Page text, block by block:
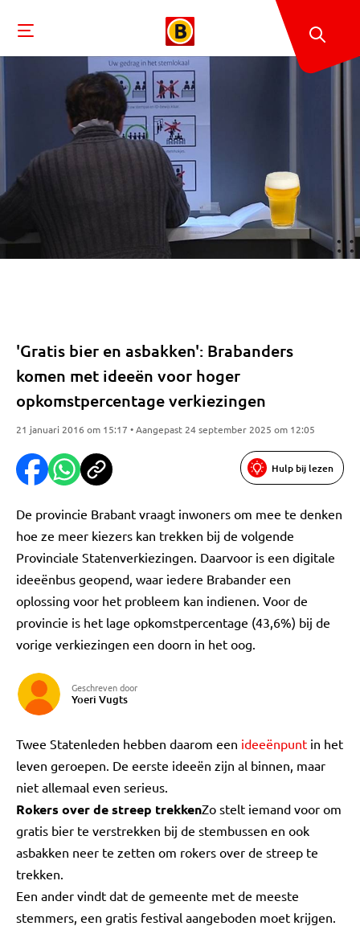
'Gratis bier en asbakken': Brabanders
komen met ideeën voor hoger
opkomstpercentage verkiezingen
21 januari 2016 om 15:17 • Aangepast 24 september 2025 om 12:05
Hulp bij lezen
De provincie Brabant vraagt inwoners om mee te denken
hoe ze meer kiezers kan trekken bij de volgende
Provinciale Statenverkiezingen. Daarvoor is een digitale
ideeënbus geopend, waar iedere Brabander een
oplossing voor het probleem kan indienen. Voor de
provincie is het lage opkomstpercentage (43,6%) bij de
vorige verkiezingen een doorn in het oog.
Geschreven door
Yoeri Vugts
Twee Statenleden hebben daarom een ideeënpunt in het
leven geroepen. De eerste ideeën zijn al binnen, maar
niet allemaal even serieus.
Rokers over de streep trekkenZo stelt iemand voor om
gratis bier te verstrekken bij de stembussen en ook
asbakken neer te zetten om rokers over de streep te
trekken.
Een ander vindt dat de gemeente met de meeste
stemmers, een gratis festival aangeboden moet krijgen.